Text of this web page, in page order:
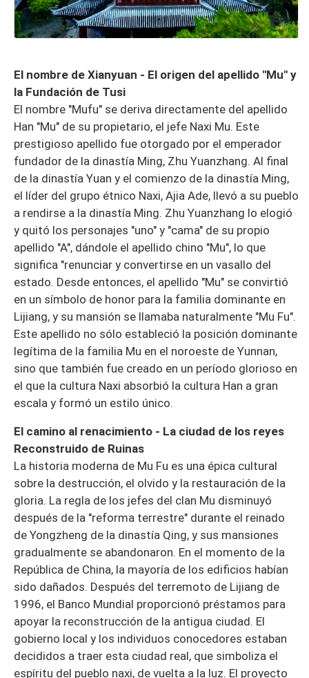
El nombre de Xianyuan - El origen del apellido "Mu" y
la Fundación de Tusi
El nombre "Mufu" se deriva directamente del apellido
Han "Mu" de su propietario, el jefe Naxi Mu. Este
prestigioso apellido fue otorgado por el emperador
fundador de la dinastía Ming, Zhu Yuanzhang. Al final
de la dinastía Yuan y el comienzo de la dinastía Ming,
el líder del grupo étnico Naxi, Ajia Ade, llevó a su pueblo
a rendirse a la dinastía Ming. Zhu Yuanzhang lo elogió
y quitó los personajes "uno" y "cama" de su propio
apellido "A", dándole el apellido chino "Mu", lo que
significa "renunciar y convertirse en un vasallo del
estado. Desde entonces, el apellido "Mu" se convirtió
en un símbolo de honor para la familia dominante en
Lijiang, y su mansión se llamaba naturalmente "Mu Fu".
Este apellido no sólo estableció la posición dominante
legítima de la familia Mu en el noroeste de Yunnan,
sino que también fue creado en un período glorioso en
el que la cultura Naxi absorbió la cultura Han a gran
escala y formó un estilo único.
El camino al renacimiento - La ciudad de los reyes
Reconstruido de Ruinas
La historia moderna de Mu Fu es una épica cultural
sobre la destrucción, el olvido y la restauración de la
gloria. La regla de los jefes del clan Mu disminuyó
después de la "reforma terrestre" durante el reinado
de Yongzheng de la dinastía Qing, y sus mansiones
gradualmente se abandonaron. En el momento de la
República de China, la mayoría de los edificios habían
sido dañados. Después del terremoto de Lijiang de
1996, el Banco Mundial proporcionó préstamos para
apoyar la reconstrucción de la antigua ciudad. El
gobierno local y los individuos conocedores estaban
decididos a traer esta ciudad real, que simboliza el
espíritu del pueblo naxi, de vuelta a la luz. El proyecto